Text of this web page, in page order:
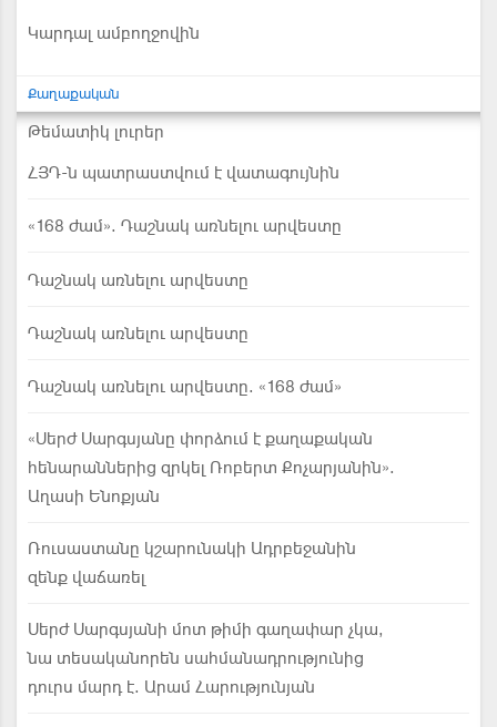
Կարդալ ամբողջովին
Քաղաքական
Թեմատիկ լուրեր
ՀՅԴ-ն պատրաստվում է վատագույնին
«168 ժամ». Դաշնակ առնելու արվեստը
Դաշնակ առնելու արվեստը
Դաշնակ առնելու արվեստը
Դաշնակ առնելու արվեստը. «168 ժամ»
«Սերժ Սարգսյանը փորձում է քաղաքական
հենարաններից զրկել Ռոբերտ Քոչարյանին».
Աղասի Ենոքյան
Ռուսաստանը կշարունակի Ադրբեջանին
զենք վաճառել
Սերժ Սարգսյանի մոտ թիմի գաղափար չկա,
նա տեսականորեն սահմանադրությունից
դուրս մարդ է. Արամ Հարությունյան